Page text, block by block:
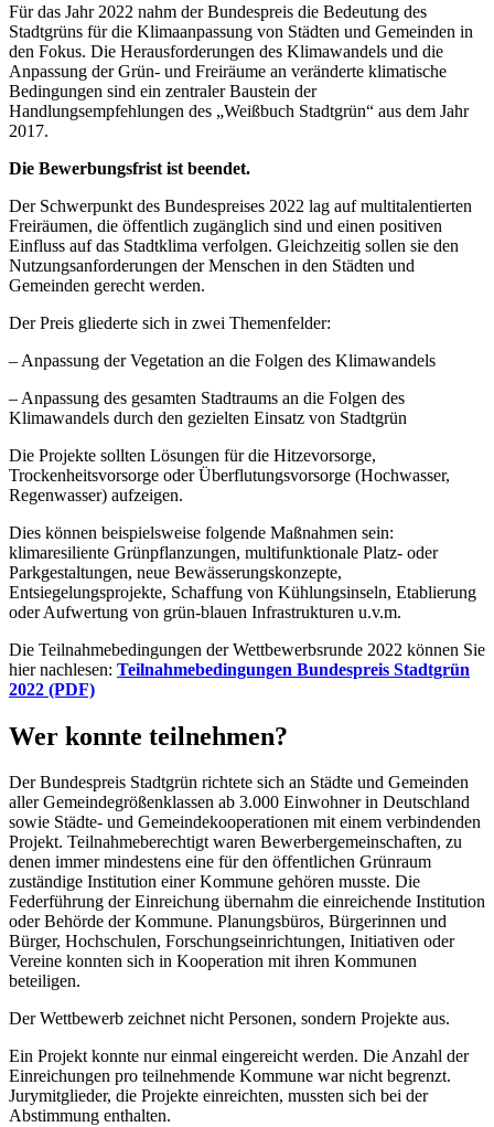
Für das Jahr 2022 nahm der Bundespreis die Bedeutung des
Stadtgrüns für die Klimaanpassung von Städten und Gemeinden in
den Fokus. Die Herausforderungen des Klimawandels und die
Anpassung der Grün- und Freiräume an veränderte klimatische
Bedingungen sind ein zentraler Baustein der
Handlungsempfehlungen des „Weißbuch Stadtgrün“ aus dem Jahr
2017.
Die Bewerbungsfrist ist beendet.
Der Schwerpunkt des Bundespreises 2022 lag auf multitalentierten
Freiräumen, die öffentlich zugänglich sind und einen positiven
Einfluss auf das Stadtklima verfolgen. Gleichzeitig sollen sie den
Nutzungsanforderungen der Menschen in den Städten und
Gemeinden gerecht werden.
Der Preis gliederte sich in zwei Themenfelder:
– Anpassung der Vegetation an die Folgen des Klimawandels
– Anpassung des gesamten Stadtraums an die Folgen des
Klimawandels durch den gezielten Einsatz von Stadtgrün
Die Projekte sollten Lösungen für die Hitzevorsorge,
Trockenheitsvorsorge oder Überflutungsvorsorge (Hochwasser,
Regenwasser) aufzeigen.
Dies können beispielsweise folgende Maßnahmen sein:
klimaresiliente Grünpflanzungen, multifunktionale Platz- oder
Parkgestaltungen, neue Bewässerungskonzepte,
Entsiegelungsprojekte, Schaffung von Kühlungsinseln, Etablierung
oder Aufwertung von grün-blauen Infrastrukturen u.v.m.
Die Teilnahmebedingungen der Wettbewerbsrunde 2022 können Sie
hier nachlesen: Teilnahmebedingungen Bundespreis Stadtgrün
2022 (PDF)
Wer konnte teilnehmen?
Der Bundespreis Stadtgrün richtete sich an Städte und Gemeinden
aller Gemeindegrößenklassen ab 3.000 Einwohner in Deutschland
sowie Städte- und Gemeindekooperationen mit einem verbindenden
Projekt. Teilnahmeberechtigt waren Bewerbergemeinschaften, zu
denen immer mindestens eine für den öffentlichen Grünraum
zuständige Institution einer Kommune gehören musste. Die
Federführung der Einreichung übernahm die einreichende Institution
oder Behörde der Kommune. Planungsbüros, Bürgerinnen und
Bürger, Hochschulen, Forschungseinrichtungen, Initiativen oder
Vereine konnten sich in Kooperation mit ihren Kommunen
beteiligen.
Der Wettbewerb zeichnet nicht Personen, sondern Projekte aus.
Ein Projekt konnte nur einmal eingereicht werden. Die Anzahl der
Einreichungen pro teilnehmende Kommune war nicht begrenzt.
Jurymitglieder, die Projekte einreichten, mussten sich bei der
Abstimmung enthalten.